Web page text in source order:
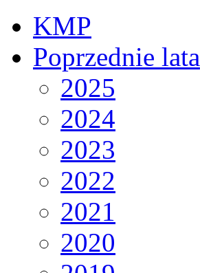
KMP
Poprzednie lata
2025
2024
2023
2022
2021
2020